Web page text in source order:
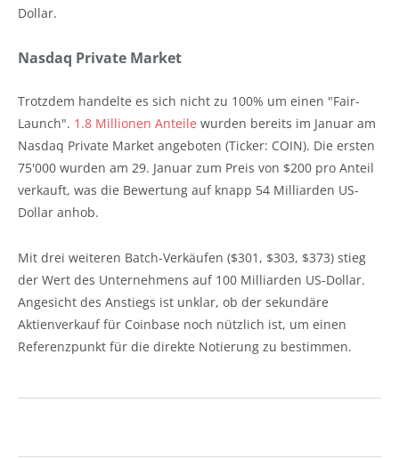
Dollar.
Nasdaq Private Market
Trotzdem handelte es sich nicht zu 100% um einen "Fair-
Launch". 1.8 Millionen Anteile wurden bereits im Januar am
Nasdaq Private Market angeboten (Ticker: COIN). Die ersten
75'000 wurden am 29. Januar zum Preis von $200 pro Anteil
verkauft, was die Bewertung auf knapp 54 Milliarden US-
Dollar anhob.
Mit drei weiteren Batch-Verkäufen ($301, $303, $373) stieg
der Wert des Unternehmens auf 100 Milliarden US-Dollar.
Angesicht des Anstiegs ist unklar, ob der sekundäre
Aktienverkauf für Coinbase noch nützlich ist, um einen
Referenzpunkt für die direkte Notierung zu bestimmen.